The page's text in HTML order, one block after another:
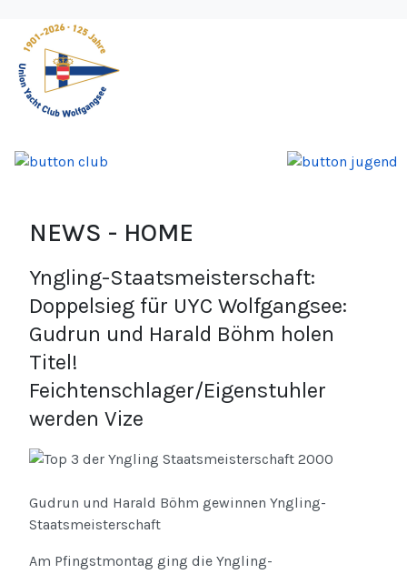
NEWS - HOME
Yngling-Staatsmeisterschaft:
Doppelsieg für UYC Wolfgangsee:
Gudrun und Harald Böhm holen
Titel!
Feichtenschlager/Eigenstuhler
werden Vize
Gudrun und Harald Böhm gewinnen Yngling-
Staatsmeisterschaft
Am Pfingstmontag ging die Yngling-